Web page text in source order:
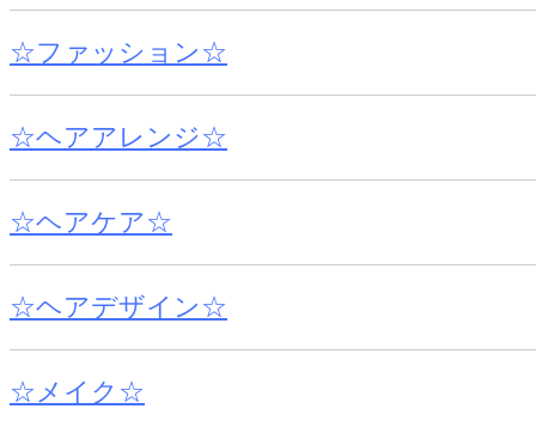
☆ファッション☆
☆ヘアアレンジ☆
☆ヘアケア☆
☆ヘアデザイン☆
☆メイク☆